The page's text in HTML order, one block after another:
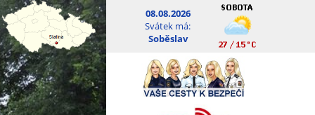
08.08.2026
Svátek má:
Soběslav